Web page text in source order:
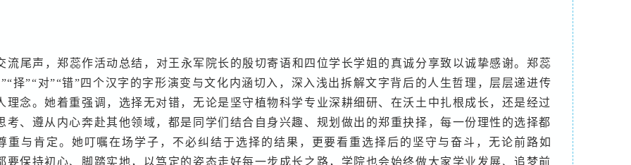
流尾声，郑蕊作活动总结，对王永军院长的殷切寄语和四位学长学姐的真诚分享致以诚挚感谢。郑蕊
”“择”“对”“错”四个汉字的字形演变与文化内涵切入，深入浅出拆解文字背后的人生哲理，层层递进传
理念。她着重强调，选择无对错，无论是坚守植物科学专业深耕细研、在沃土中扎根成长，还是经过
考、遵从内心奔赴其他领域，都是同学们结合自身兴趣、规划做出的郑重抉择，每一份理性的选择都
重与肯定。她叮嘱在场学子，不必纠结于选择的结果，更要看重选择后的坚守与奋斗，无论前路如
要保持初心、脚踏实地，以笃定的姿态走好每一步成长之路，学院也会始终做大家学业发展、追梦前